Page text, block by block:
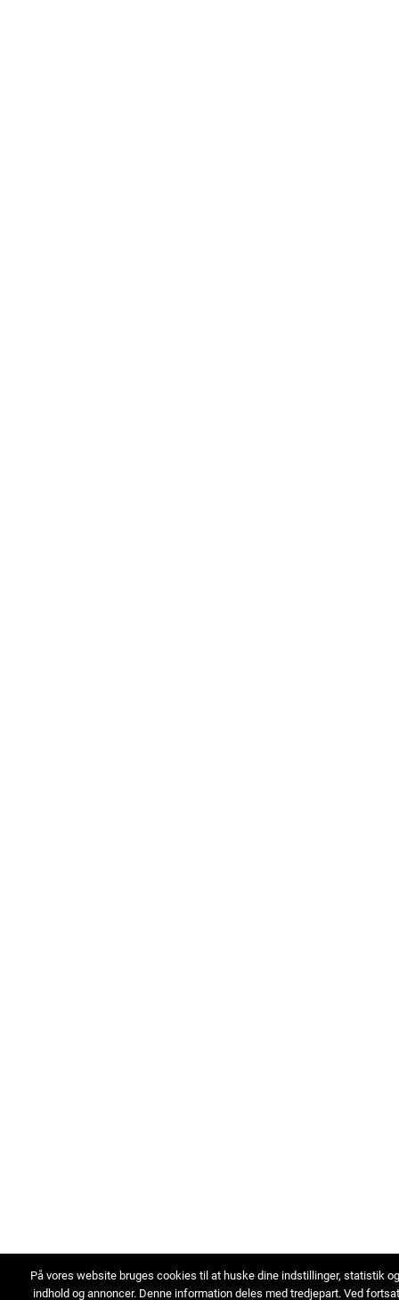
På vores website bruges cookies til at huske dine indstillinger, statistik
indhold og annoncer. Denne information deles med tredjepart. Ved